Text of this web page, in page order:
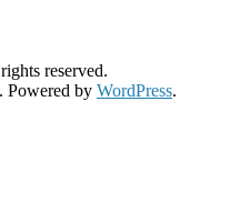
reserved.
Powered by WordPress.